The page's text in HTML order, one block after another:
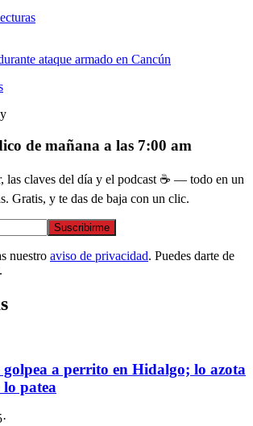
ataque armado en Cancún
de mañana a las 7:00 am
las claves del día y el podcast ☕ — todo en un
Gratis, y te das de baja con un clic.
Suscribirme
nuestro aviso de privacidad. Puedes darte de
a perrito en Hidalgo; lo azota
patea
·